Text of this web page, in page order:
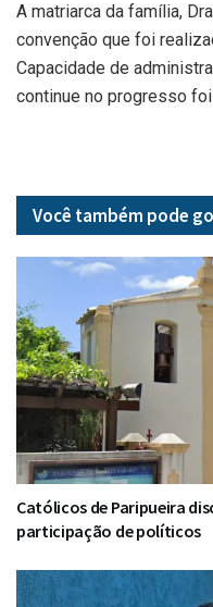
A matriarca da família,
convenção que foi
Capacidade de
continue no progresso
Você também pode
Católicos de Paripueira
participação de políticos